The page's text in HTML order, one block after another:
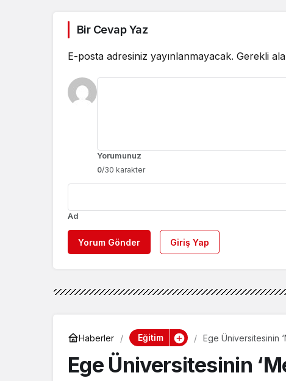
Bir Cevap Yaz
E-posta adresiniz yayınlanmayacak. Gerekli
Yorumunuz
0/30 karakter
Ad
Yorum Gönder Giriş Yap
Haberler Eğitim
Ege Üniversitesinin
Ege Üniversitesinin